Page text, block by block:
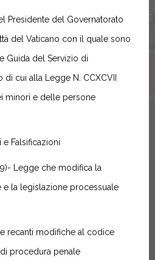
Presidente del Governatorato
del Vaticano con il quale sono
Guida del Servizio di
cui alla Legge N. CCXCVII
minori e delle persone
e Falsificazioni
Legge che modifica la
e la legislazione processuale
recanti modifiche al codice
procedura penale